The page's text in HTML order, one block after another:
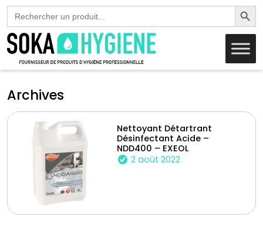
Search
for:
Search
Archives
Nettoyant Détartrant
Désinfectant Acide –
NDD400 – EXEOL
2 août 2022